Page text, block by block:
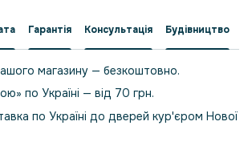
Гарантія Консультація Будівництво
магазину — безкоштовно.
по Україні — від 70 грн.
по Україні до дверей кур'єром Нової